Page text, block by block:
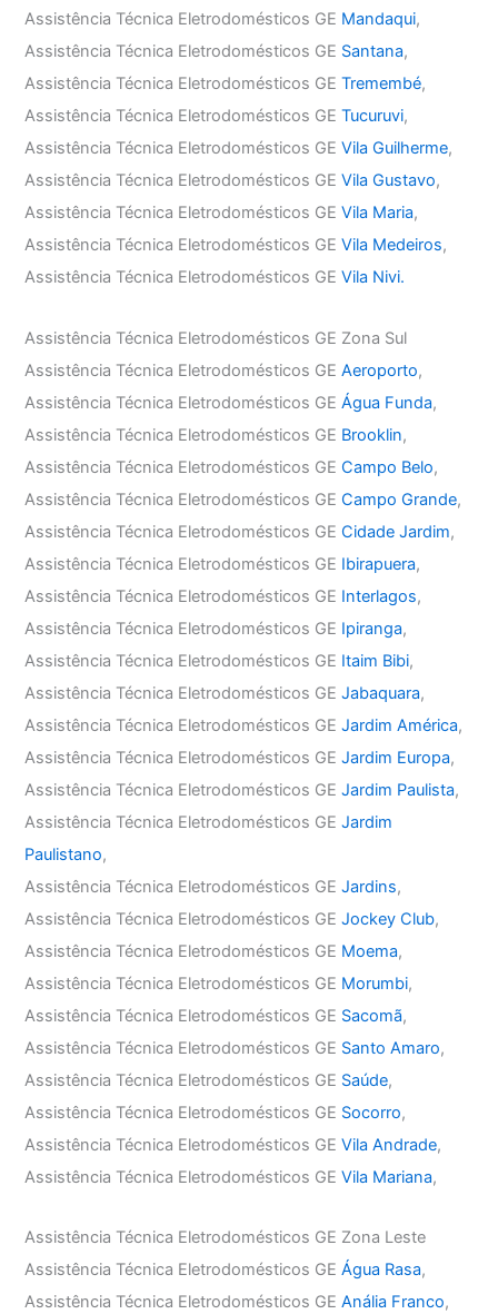
Assistência Técnica Eletrodomésticos GE Mandaqui,
Assistência Técnica Eletrodomésticos GE Santana,
Assistência Técnica Eletrodomésticos GETremembé,
Assistência Técnica Eletrodomésticos GETucuruvi,
Assistência Técnica Eletrodomésticos GEVila Guilherme,
Assistência Técnica Eletrodomésticos GEVila Gustavo,
Assistência Técnica Eletrodomésticos GEVila Maria,
Assistência Técnica Eletrodomésticos GEVila Medeiros,
Assistência Técnica Eletrodomésticos GEVila Nivi.
Assistência Técnica Eletrodomésticos GE Zona Sul
Assistência Técnica Eletrodomésticos GEAeroporto,
Assistência Técnica Eletrodomésticos GEÁgua Funda,
Assistência Técnica Eletrodomésticos GE Brooklin,
Assistência Técnica Eletrodomésticos GECampo Belo,
Assistência Técnica Eletrodomésticos GECampo Grande,
Assistência Técnica Eletrodomésticos GECidade Jardim,
Assistência Técnica Eletrodomésticos GE Ibirapuera,
Assistência Técnica Eletrodomésticos GE Interlagos,
Assistência Técnica Eletrodomésticos GE Ipiranga,
Assistência Técnica Eletrodomésticos GE Itaim Bibi,
Assistência Técnica Eletrodomésticos GEJabaquara,
Assistência Técnica Eletrodomésticos GEJardim América,
Assistência Técnica Eletrodomésticos GEJardim Europa,
Assistência Técnica Eletrodomésticos GEJardim Paulista,
Assistência Técnica Eletrodomésticos GEJardim
Paulistano,
Assistência Técnica Eletrodomésticos GEJardins,
Assistência Técnica Eletrodomésticos GEJockey Club,
Assistência Técnica Eletrodomésticos GE Moema,
Assistência Técnica Eletrodomésticos GE Morumbi,
Assistência Técnica Eletrodomésticos GE Sacomã,
Assistência Técnica Eletrodomésticos GE Santo Amaro,
Assistência Técnica Eletrodomésticos GE Saúde,
Assistência Técnica Eletrodomésticos GE Socorro,
Assistência Técnica Eletrodomésticos GEVila Andrade,
Assistência Técnica Eletrodomésticos GEVila Mariana,
Assistência Técnica Eletrodomésticos GE Zona Leste
Assistência Técnica Eletrodomésticos GEÁgua Rasa,
Assistência Técnica Eletrodomésticos GEAnália Franco,